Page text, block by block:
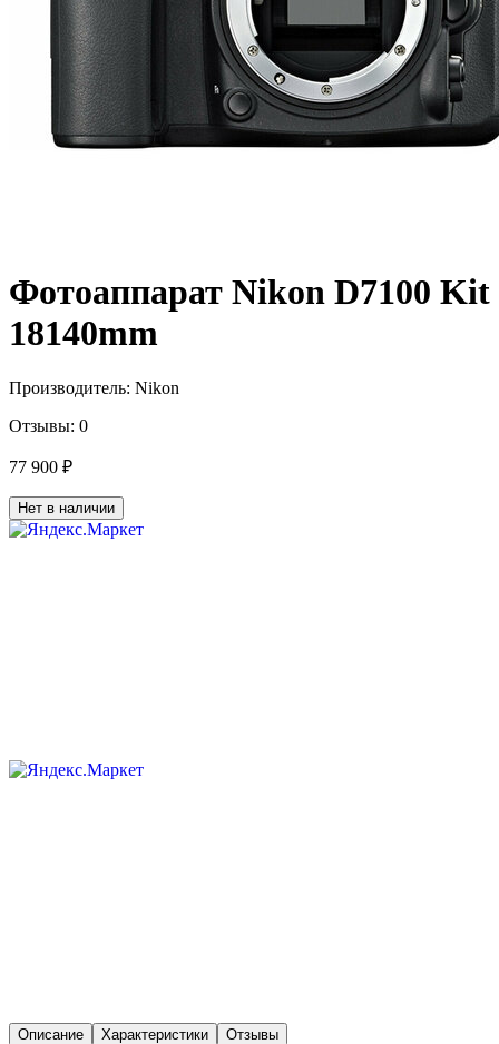
Фотоаппарат Nikon D7100 Kit
18140mm
Производитель: Nikon
Отзывы: 0
77 900 ₽
Нет в наличии
Описание Характеристики Отзывы